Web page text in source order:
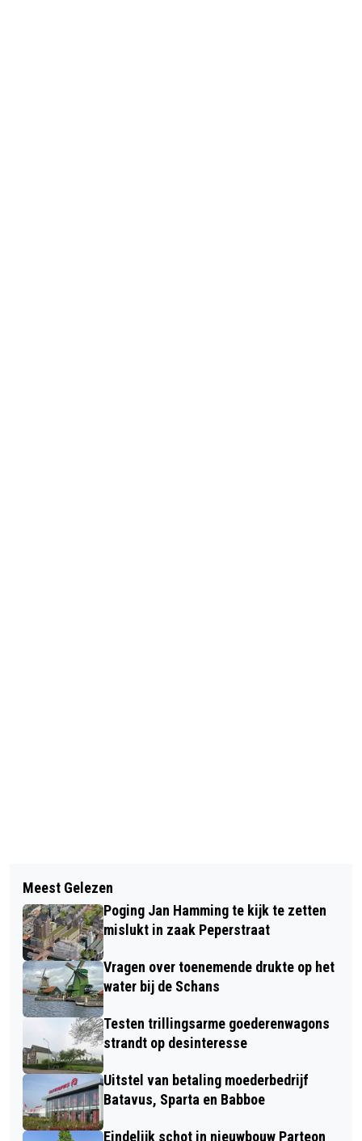
NIEUWKOMER IN COLLEGE SASKIA
GROENEWOUD (D66) BLIJFT IN
AMSTERDAM
TREURNIS IN RAAD WORMERLAND
OVER VVD-COLLEGA GERARD
ROZEMEIJER
Meest Gelezen
Poging Jan Hamming te kijk te zetten
mislukt in zaak Peperstraat
Vragen over toenemende drukte op het
water bij de Schans
Testen trillingsarme goederenwagons
strandt op desinteresse
Uitstel van betaling moederbedrijf
Batavus, Sparta en Babboe
Eindelijk schot in nieuwbouw Parteon